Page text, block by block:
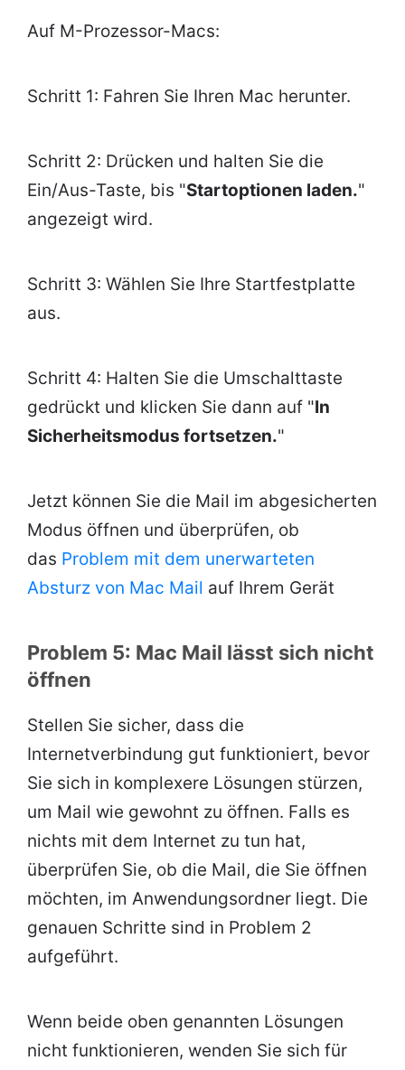
Auf M-Prozessor-Macs:
Schritt 1: Fahren Sie Ihren Mac herunter.
Schritt 2: Drücken und halten Sie die
Ein/Aus-Taste, bis "Startoptionen laden."
angezeigt wird.
Schritt 3: Wählen Sie Ihre Startfestplatte
aus.
Schritt 4: Halten Sie die Umschalttaste
gedrückt und klicken Sie dann auf "In
Sicherheitsmodus fortsetzen."
Jetzt können Sie die Mail im abgesicherten
Modus öffnen und überprüfen, ob
das Problem mit dem unerwarteten
Absturz von Mac Mail auf Ihrem Gerät
Problem 5: Mac Mail lässt sich nicht
öffnen
Stellen Sie sicher, dass die
Internetverbindung gut funktioniert, bevor
Sie sich in komplexere Lösungen stürzen,
um Mail wie gewohnt zu öffnen. Falls es
nichts mit dem Internet zu tun hat,
überprüfen Sie, ob die Mail, die Sie öffnen
möchten, im Anwendungsordner liegt. Die
genauen Schritte sind in Problem 2
aufgeführt.
Wenn beide oben genannten Lösungen
nicht funktionieren, wenden Sie sich für